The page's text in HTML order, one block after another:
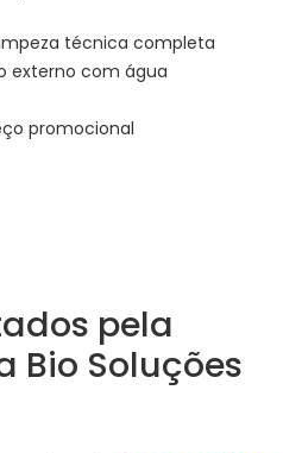
técnica completa
externo com água
promocional
pela
Bio Soluções